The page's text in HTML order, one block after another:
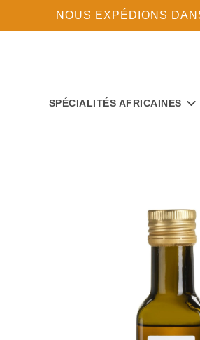
NOUS EXPÉDIONS
SPÉCIALITÉS AFRICAINES